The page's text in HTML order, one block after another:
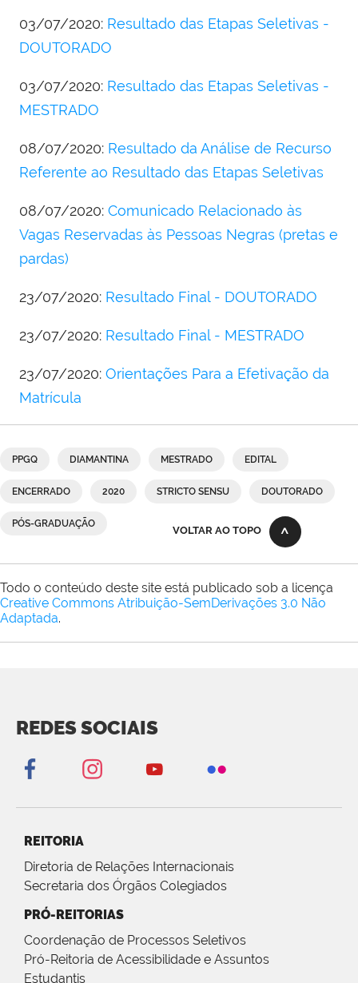
03/07/2020: Resultado das Etapas Seletivas -
DOUTORADO
03/07/2020: Resultado das Etapas Seletivas -
MESTRADO
08/07/2020: Resultado da Análise de Recurso
Referente ao Resultado das Etapas Seletivas
08/07/2020: Comunicado Relacionado às
Vagas Reservadas às Pessoas Negras (pretas e
pardas)
23/07/2020: Resultado Final - DOUTORADO
23/07/2020: Resultado Final - MESTRADO
23/07/2020: Orientações Para a Efetivação da
Matrícula
PPGQ DIAMANTINA MESTRADO EDITAL
ENCERRADO 2020 STRICTO SENSU DOUTORADO
PÓS-GRADUAÇÃO
VOLTAR AO TOPO
Todo o conteúdo deste site está publicado sob a licença
Creative Commons Atribuição-SemDerivações 3.0 Não
Adaptada.
REDES SOCIAIS
REITORIA
Diretoria de Relações Internacionais
Secretaria dos Órgãos Colegiados
PRÓ-REITORIAS
Coordenação de Processos Seletivos
Pró-Reitoria de Acessibilidade e Assuntos
Estudantis